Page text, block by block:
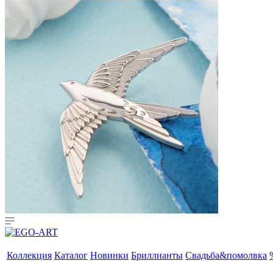
Коллекция Каталог Новинки Бриллианты Свадьба&помолвка